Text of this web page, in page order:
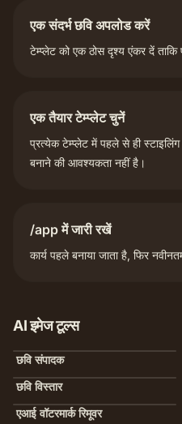
एक संदर्भ छवि अपलोड करें
टेम्प्लेट को एक ठोस दृश्य एंकर दें ताकि
एक तैयार टेम्प्लेट चुनें
प्रत्येक टेम्प्लेट में पहले से ही
बनाने की आवश्यकता नहीं है।
/app में जारी रखें
कार्य पहले बनाया जाता है, फिर
AI इमेज टूल्स
छवि संपादक
छवि विस्तार
एआई वॉटरमार्क रिमूवर